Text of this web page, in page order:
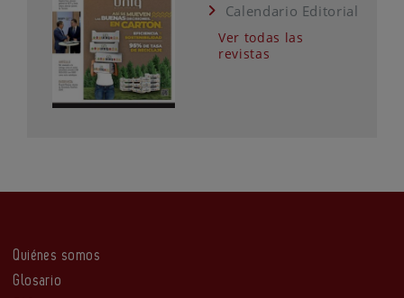
Calendario Editorial
Ver todas las
revistas
Quiénes somos
Glosario